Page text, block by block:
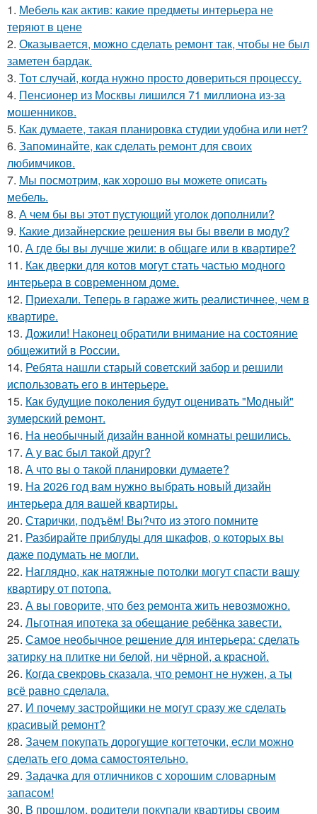
1. Мебель как актив: какие предметы интерьера не
теряют в цене
2. Оказывается, можно сделать ремонт так, чтобы не был
заметен бардак.
3. Тот случай, когда нужно просто довериться процессу.
4. Пенсионер из Москвы лишился 71 миллиона из-за
мошенников.
5. Как думаете, такая планировка студии удобна или нет?
6. Запоминайте, как сделать ремонт для своих
любимчиков.
7. Мы посмотрим, как хорошо вы можете описать
мебель.
8. А чем бы вы этот пустующий уголок дополнили?
9. Какие дизайнерские решения вы бы ввели в моду?
10. А где бы вы лучше жили: в общаге или в квартире?
11. Как дверки для котов могут стать частью модного
интерьера в современном доме.
12. Приехали. Теперь в гараже жить реалистичнее, чем в
квартире.
13. Дожили! Наконец обратили внимание на состояние
общежитий в России.
14. Ребята нашли старый советский забор и решили
использовать его в интерьере.
15. Как будущие поколения будут оценивать "Модный"
зумерский ремонт.
16. На необычный дизайн ванной комнаты решились.
17. А у вас был такой друг?
18. А что вы о такой планировки думаете?
19. На 2026 год вам нужно выбрать новый дизайн
интерьера для вашей квартиры.
20. Старички, подъём! Вы?что из этого помните
21. Разбирайте приблуды для шкафов, о которых вы
даже подумать не могли.
22. Наглядно, как натяжные потолки могут спасти вашу
квартиру от потопа.
23. А вы говорите, что без ремонта жить невозможно.
24. Льготная ипотека за обещание ребёнка завести.
25. Самое необычное решение для интерьера: сделать
затирку на плитке ни белой, ни чёрной, а красной.
26. Когда свекровь сказала, что ремонт не нужен, а ты
всё равно сделала.
27. И почему застройщики не могут сразу же сделать
красивый ремонт?
28. Зачем покупать дорогущие когтеточки, если можно
сделать его дома самостоятельно.
29. Задачка для отличников с хорошим словарным
запасом!
30. В прошлом, родители покупали квартиры своим